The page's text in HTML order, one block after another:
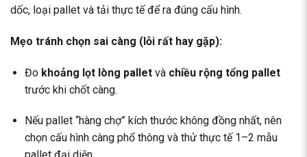
dốc, loại pallet và tải thực tế để ra đúng cấu hình.
Mẹo tránh chọn sai càng (lỗi rất hay gặp):
Đo khoảng lọt lòng palletvà chiều rộng tổng pallet
trước khi chốt càng.
Nếu pallet “hàng chợ” kích thước không đồng nhất, nên
chọn cấu hình càng phổ thông và thử thực tế 1–2 mẫu